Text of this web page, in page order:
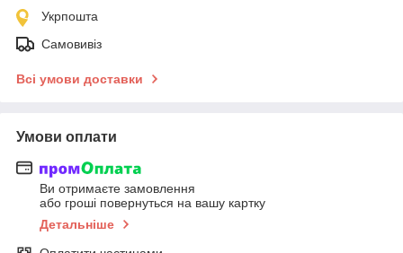
Укрпошта
Самовивіз
Всі умови доставки
Умови оплати
Ви отримаєте замовлення
або гроші повернуться на вашу картку
Детальніше